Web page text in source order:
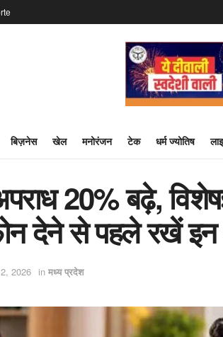
बिज़नेस खेल मनोरंजन टेक धर्म ज्योतिष
20% बढ़े,
देने से पहले रखें इन
2026 in मध्य प्रदेश